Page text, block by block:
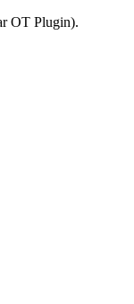
OT Plugin).